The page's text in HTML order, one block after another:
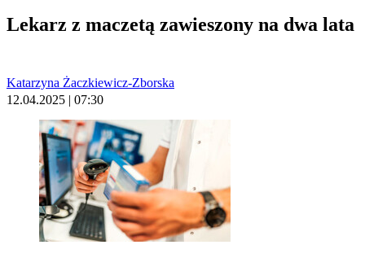
Lekarz z maczetą zawieszony na dwa lata
Katarzyna Żaczkiewicz-Zborska
12.04.2025 | 07:30